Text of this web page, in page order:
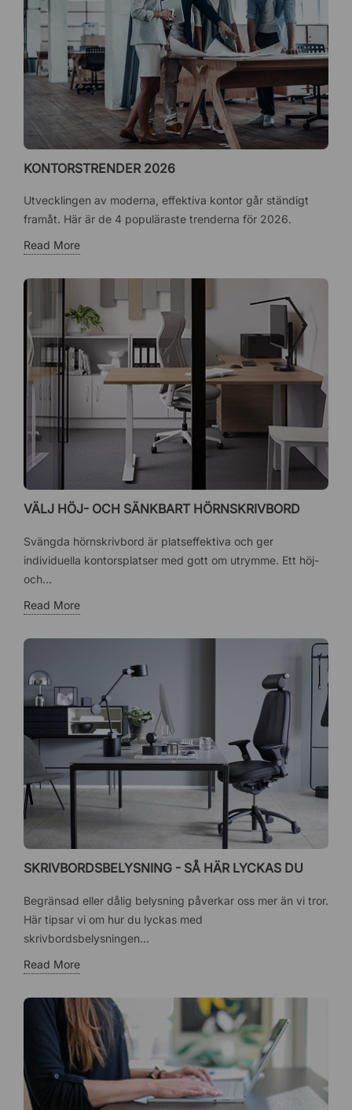
KONTORSTRENDER 2026
Utvecklingen av moderna, effektiva kontor går ständigt
framåt. Här är de 4 populäraste trenderna för 2026.
Read More
VÄLJ HÖJ- OCH SÄNKBART HÖRNSKRIVBORD
Svängda hörnskrivbord är platseffektiva och ger
individuella kontorsplatser med gott om utrymme. Ett höj-
och...
Read More
SKRIVBORDSBELYSNING - SÅ HÄR LYCKAS DU
Begränsad eller dålig belysning påverkar oss mer än vi tror.
Här tipsar vi om hur du lyckas med
skrivbordsbelysningen...
Read More